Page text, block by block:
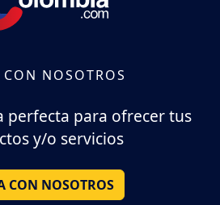
CON NOSOTROS
perfecta para ofrecer tus
y/o servicios
CON NOSOTROS